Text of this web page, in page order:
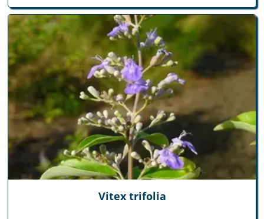
Vitex trifolia